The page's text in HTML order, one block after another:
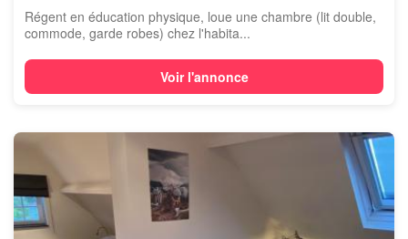
Régent en éducation physique, loue une chambre (lit double,
commode, garde robes) chez l'habita...
Voir l'annonce